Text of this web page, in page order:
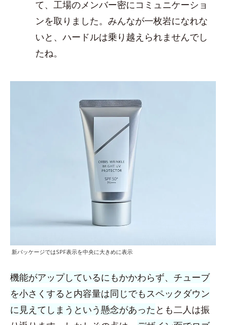
て、工場のメンバー密にコミュニケーショ
ンを取りました。みんなが一枚岩になれな
いと、ハードルは乗り越えられませんでし
たね。
新パッケージではSPF表示を中央に大きめに表示
機能がアップしているにもかかわらず、チューブ
を小さくすると内容量は同じでもスペックダウン
に見えてしまうという懸念があった とも二人は振